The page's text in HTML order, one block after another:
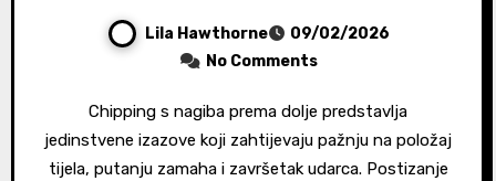
Lila Hawthorne
09/02/2026
No Comments
Chipping s nagiba prema dolje predstavlja
jedinstvene izazove koji zahtijevaju pažnju na položaj
tijela, putanju zamaha i završetak udarca. Postizanje